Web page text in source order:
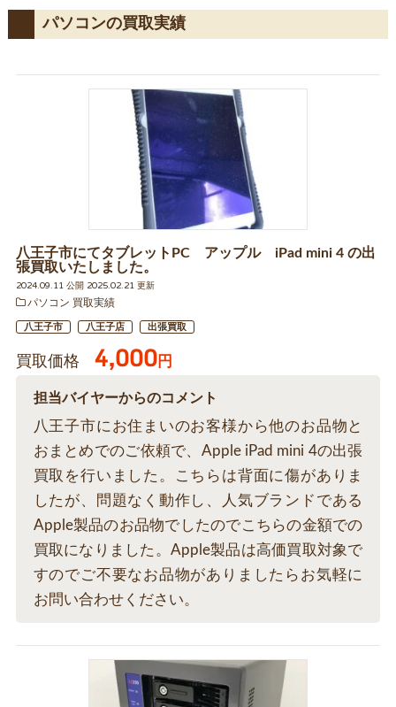
パソコンの買取実績
八王子市にてタブレットPC アップル iPad mini 4 の出
張買取いたしました。
2024.09.11 公開 2025.02.21 更新
パソコン 買取実績
八王子市 八王子店 出張買取
買取価格 4,000円
担当バイヤーからのコメント
八王子市にお住まいのお客様から他のお品物と
おまとめでのご依頼で、Apple iPad mini 4の出張
買取を行いました。こちらは背面に傷がありま
したが、問題なく動作し、人気ブランドである
Apple製品のお品物でしたのでこちらの金額での
買取になりました。Apple製品は高価買取対象で
すのでご不要なお品物がありましたらお気軽に
お問い合わせください。